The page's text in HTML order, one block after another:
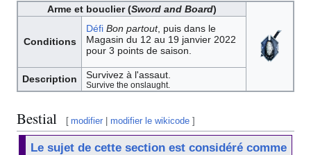
Arme et bouclier (Sword and Board)
Conditions
Défi Bon partout, puis dans le
Magasin du 12 au 19 janvier 2022
pour 3 points de saison.
Description Survivez à l'assaut.
Survive the onslaught.
Bestial [ modifier |modifier le wikicode ]
Le sujet de cette section est considéré comme